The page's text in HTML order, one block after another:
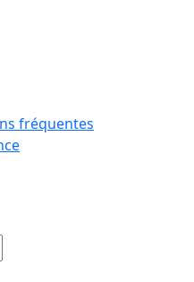
fréquentes